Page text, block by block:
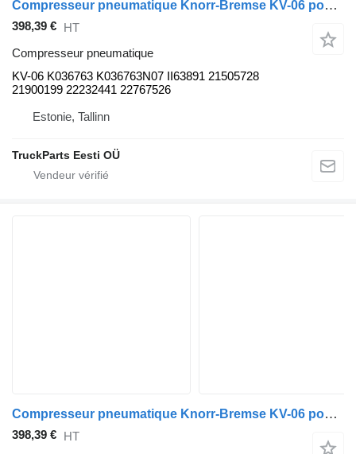
Compresseur pneumatique Knorr-Bremse KV-06 pour bus Volvo B5LH, B0E (2008-)
398,39 € HT
Compresseur pneumatique
KV-06 K036763 K036763N07 II63891 21505728
21900199 22232441 22767526
Estonie, Tallinn
TruckParts Eesti OÜ
Compresseur pneumatique Knorr-Bremse KV-06 pour bus Volvo B5LH, B0E
398,39 € HT